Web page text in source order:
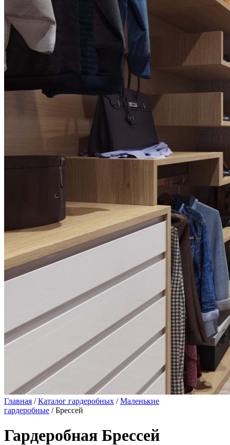
Главная /Каталог гардеробных /Маленькие
гардеробные / Брессей
Гардеробная Брессей